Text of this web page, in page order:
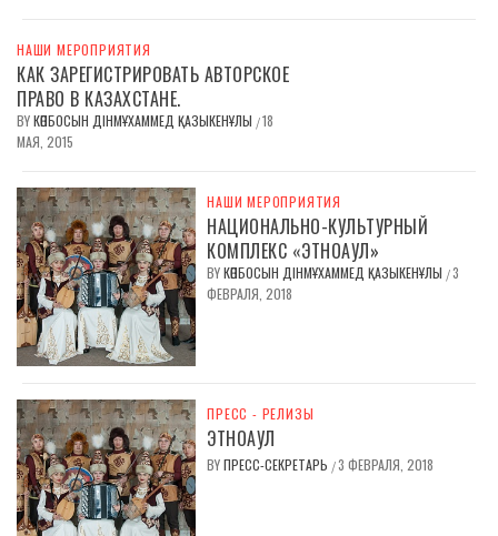
НАШИ МЕРОПРИЯТИЯ
КАК ЗАРЕГИСТРИРОВАТЬ АВТОРСКОЕ
ПРАВО В КАЗАХСТАНЕ.
BYКӨПБОСЫН ДІНМҰХАММЕД ҚАЗЫКЕНҰЛЫ /18
МАЯ, 2015
НАШИ МЕРОПРИЯТИЯ
НАЦИОНАЛЬНО-КУЛЬТУРНЫЙ
КОМПЛЕКС «ЭТНОАУЛ»
BYКӨПБОСЫН ДІНМҰХАММЕД ҚАЗЫКЕНҰЛЫ /3
ФЕВРАЛЯ, 2018
ПРЕСС - РЕЛИЗЫ
ЭТНОАУЛ
BYПРЕСС-СЕКРЕТАРЬ /3 ФЕВРАЛЯ, 2018